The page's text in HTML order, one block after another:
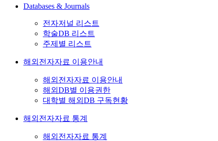
Databases & Journals
전자저널 리스트
학술DB 리스트
주제별 리스트
해외전자자료 이용안내
해외전자자료 이용안내
해외DB별 이용권한
대학별 해외DB 구독현황
해외전자자료 통계
해외전자자료 통계